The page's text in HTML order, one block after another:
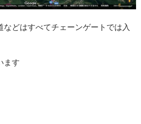
などはすべてチェーンゲートでは入
ます